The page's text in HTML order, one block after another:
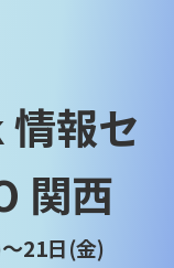
報セ
関西
～21日(金)